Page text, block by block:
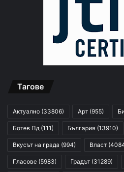
Тагове
Актуално (33806) Арт (955)
Ботев Пд (111) България (13910)
Вкусът на града (994) Власт
Гласове (5983) Градът (31289)